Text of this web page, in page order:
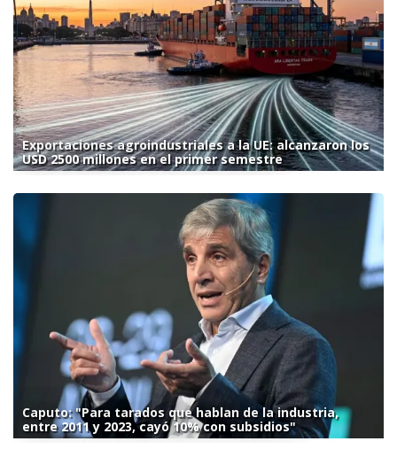
Exportaciones agroindustriales a la UE: alcanzaron los
USD 2500 millones en el primer semestre
Caputo: "Para tarados que hablan de la industria,
entre 2011 y 2023, cayó 10% con subsidios"